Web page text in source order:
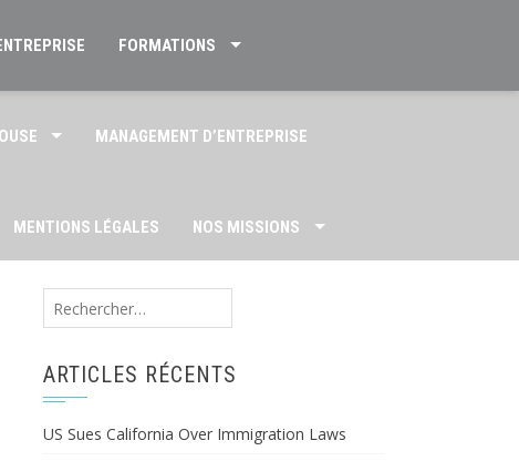
FORMATIONS
MANAGEMENT D’ENTREPRISE
MENTIONS LÉGALES NOS MISSIONS
Rechercher :
ARTICLES RÉCENTS
US Sues California Over Immigration Laws